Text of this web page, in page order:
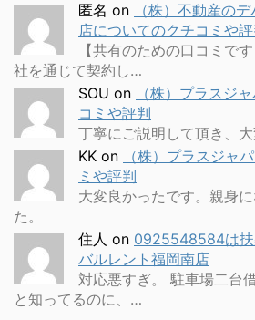
匿名 on
（株）不動産の
店についてのクチコミや
【共有のための口コミで
社を通じて契約し…
SOU on
（株）プラスジ
コミや評判
丁寧にご説明して頂き、大
KK on
（株）プラスジャ
ミや評判
大変良かったです。親身
た。
住人 on 0925548584は扶
バルレント福岡南店
対応悪すぎ。 駐車場二台
と知ってるのに、…